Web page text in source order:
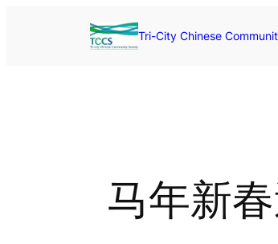
Tri-City Chinese
马年新